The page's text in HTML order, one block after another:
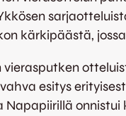
kärkipäästä,
esitys
Napapiirillä